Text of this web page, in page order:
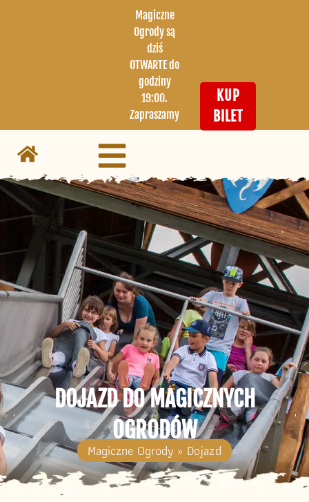
Magiczne
Ogrody są
dziś
OTWARTE do
godziny
19:00.
Zapraszamy
KUP
BILET
DOJAZD DO MAGICZNYCH
OGRODÓW
Magiczne Ogrody » Dojazd